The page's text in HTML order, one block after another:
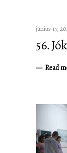
június 17,
56.
Read